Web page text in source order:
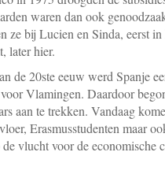
waren dan ook
ze bij Lucien en Sinda, eerst
later hier.
de 20ste eeuw werd Spanje
Vlamingen. Daardoor
aan te trekken. Vandaag
Erasmusstudenten maar
vlucht voor de economische